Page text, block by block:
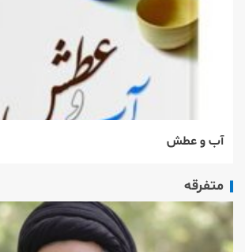
آب و عطش
متفرقه